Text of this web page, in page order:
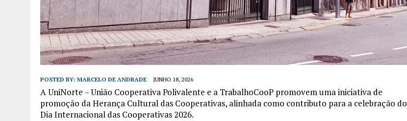
POSTED BY: MARCELO DE ANDRADE JUNHO 18, 2026
A UniNorte – União Cooperativa Polivalente e a TrabalhoCooP promovem uma iniciativa de
promoção da Herança Cultural das Cooperativas, alinhada como contributo para a celebração do
Dia Internacional das Cooperativas 2026.